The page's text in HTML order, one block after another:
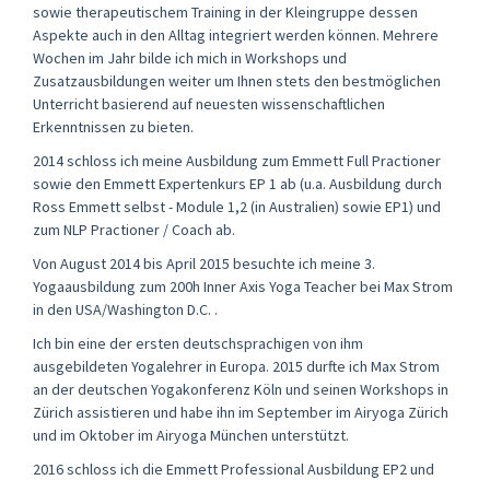
sowie therapeutischem Training in der Kleingruppe dessen
Aspekte auch in den Alltag integriert werden können. Mehrere
Wochen im Jahr bilde ich mich in Workshops und
Zusatzausbildungen weiter um Ihnen stets den bestmöglichen
Unterricht basierend auf neuesten wissenschaftlichen
Erkenntnissen zu bieten.
2014 schloss ich meine Ausbildung zum Emmett Full Practioner
sowie den Emmett Expertenkurs EP 1 ab (u.a. Ausbildung durch
Ross Emmett selbst - Module 1,2 (in Australien) sowie EP1) und
zum NLP Practioner / Coach ab.
Von August 2014 bis April 2015 besuchte ich meine 3.
Yogaausbildung zum 200h Inner Axis Yoga Teacher bei Max Strom
in den USA/Washington D.C. .
Ich bin eine der ersten deutschsprachigen von ihm
ausgebildeten Yogalehrer in Europa. 2015 durfte ich Max Strom
an der deutschen Yogakonferenz Köln und seinen Workshops in
Zürich assistieren und habe ihn im September im Airyoga Zürich
und im Oktober im Airyoga München unterstützt.
2016 schloss ich die Emmett Professional Ausbildung EP2 und